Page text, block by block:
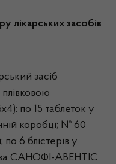
лікарських засобів
засіб
по 15 таблеток у
коробці; № 60
по 6 блістерів у
САНОФІ-АВЕНТІС